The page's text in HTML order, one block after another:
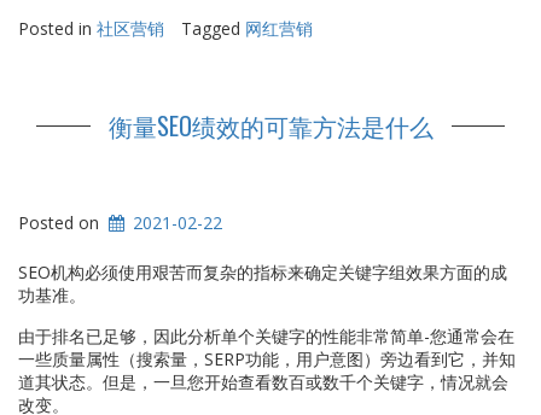
Posted in 社区营销 Tagged 网红营销
衡量SEO绩效的可靠方法是什么
Posted on 2021-02-22
SEO机构必须使用艰苦而复杂的指标来确定关键字组效果方面的成
功基准。
由于排名已足够，因此分析单个关键字的性能非常简单-您通常会在
一些质量属性（搜索量，SERP功能，用户意图）旁边看到它，并知
道其状态。但是，一旦您开始查看数百或数千个关键字，情况就会
改变。